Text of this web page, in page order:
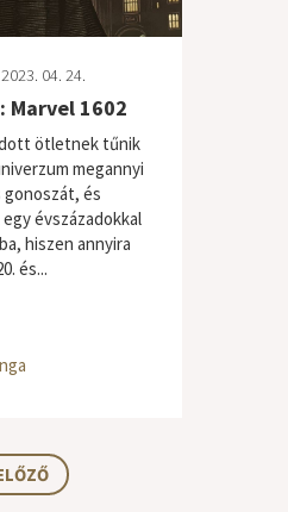
04. 24.
Marvel 1602
ötletnek tűnik
megannyi
és
évszázadokkal
hiszen annyira
és...